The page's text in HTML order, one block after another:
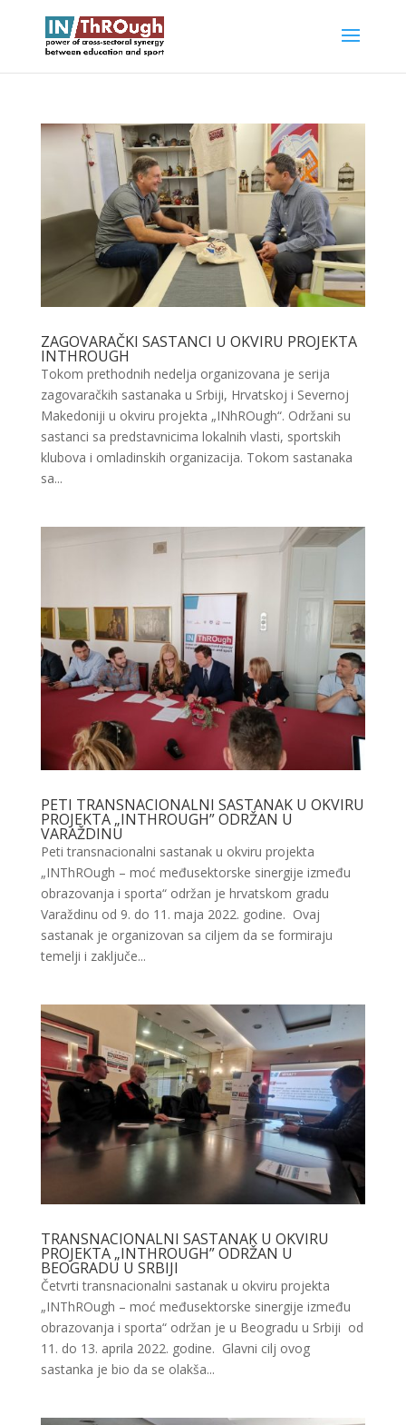
ZAGOVARAČKI SASTANCI U OKVIRU PROJEKTA
INTHROUGH
Tokom prethodnih nedelja organizovana je serija
zagovaračkih sastanaka u Srbiji, Hrvatskoj i Severnoj
Makedoniji u okviru projekta „INhROugh“. Održani su
sastanci sa predstavnicima lokalnih vlasti, sportskih
klubova i omladinskih organizacija. Tokom sastanaka
sa...
PETI TRANSNACIONALNI SASTANAK U OKVIRU
PROJEKTA „INTHROUGH” ODRŽAN U
VARAŽDINU
Peti transnacionalni sastanak u okviru projekta
„INThROugh – moć međusektorske sinergije između
obrazovanja i sporta“ održan je hrvatskom gradu
Varaždinu od 9. do 11. maja 2022. godine. Ovaj
sastanak je organizovan sa ciljem da se formiraju
temelji i zaključe...
TRANSNACIONALNI SASTANAK U OKVIRU
PROJEKTA „INTHROUGH” ODRŽAN U
BEOGRADU U SRBIJI
Četvrti transnacionalni sastanak u okviru projekta
„INThROugh – moć međusektorske sinergije između
obrazovanja i sporta“ održan je u Beogradu u Srbiji od
11. do 13. aprila 2022. godine. Glavni cilj ovog
sastanka je bio da se olakša...